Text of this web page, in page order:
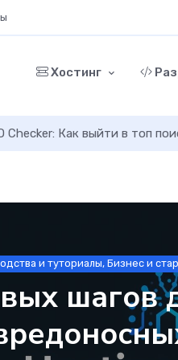
Хостинг
Checker: Как выйти в топ
и туториалы, Бизнес и
шагов